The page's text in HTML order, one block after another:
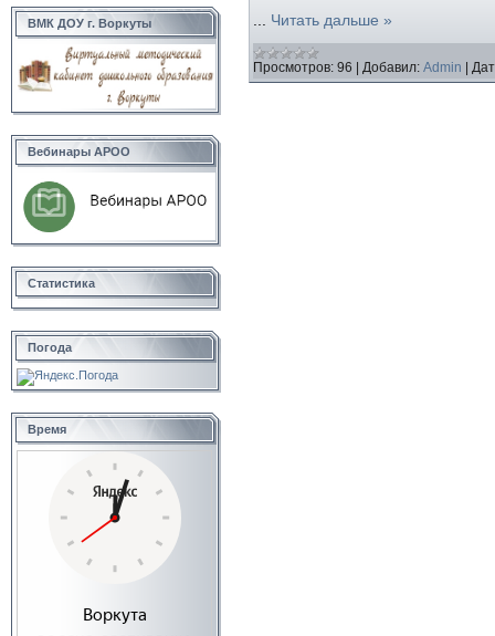
ВМК ДОУ г. Воркуты
Вебинары АРОО
Статистика
Погода
Время
... Читать дальше »
Просмотров: 96 Добавил: Admin